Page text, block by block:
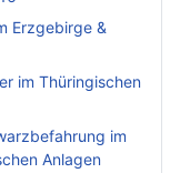
Erzgebirge &
im Thüringischen
im
Anlagen